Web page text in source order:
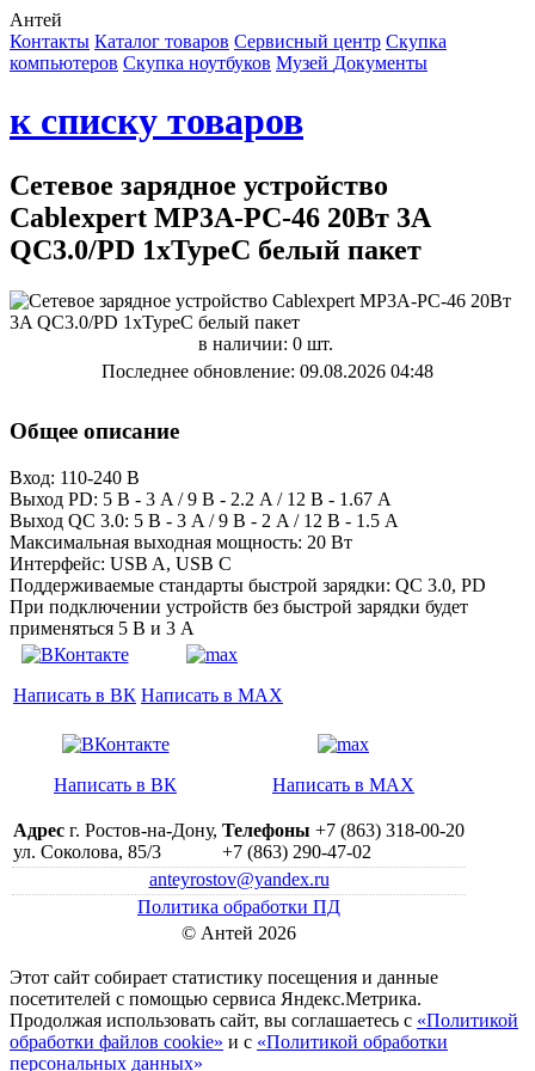
Антей
Контакты Каталог товаров Сервисный центр Cкупка
компьютеров Cкупка ноутбуков Музей Документы
к списку товаров
Сетевое зарядное устройство
Cablexpert MP3A-PC-46 20Вт 3A
QC3.0/PD 1xTypeC белый пакет
в наличии: 0 шт.
Последнее обновление: 09.08.2026 04:48
Общее описание
Вход: 110-240 В
Выход PD: 5 В - 3 A / 9 В - 2.2 A / 12 В - 1.67 A
Выход QC 3.0: 5 В - 3 A / 9 В - 2 A / 12 В - 1.5 A
Максимальная выходная мощность: 20 Вт
Интерфейс: USB A, USB C
Поддерживаемые стандарты быстрой зарядки: QC 3.0, PD
При подключении устройств без быстрой зарядки будет
применяться 5 В и 3 А
Написать в ВК Написать в MAX
Написать в ВК Написать в MAX
Адрес г. Ростов-на-Дону,
ул. Соколова, 85/3
Телефоны +7 (863) 318-00-20
+7 (863) 290-47-02
anteyrostov@yandex.ru
Политика обработки ПД
© Антей 2026
Этот сайт собирает статистику посещения и данные
посетителей c помощью сервиса Яндекс.Метрика.
Продолжая использовать сайт, вы соглашаетесь с «Политикой
обработки файлов cookie» и с «Политикой обработки
персональных данных»